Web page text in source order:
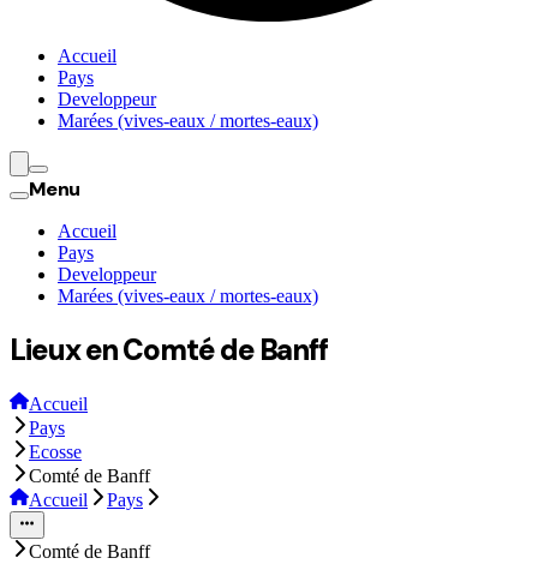
Accueil
Pays
Developpeur
Marées (vives-eaux / mortes-eaux)
Menu
Accueil
Pays
Developpeur
Marées (vives-eaux / mortes-eaux)
Lieux en Comté de Banff
Accueil
Pays
Ecosse
Comté de Banff
Accueil
Pays
Comté de Banff